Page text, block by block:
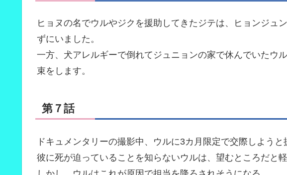
ヒョヌの名でウルやジクを援助してきたジテは、ヒョンジュ
ずにいました。
一方、犬アレルギーで倒れてジュニョンの家で休んでいたウ
束をします。
第７話
ドキュメンタリーの撮影中、ウルに3カ月限定で交際しようと
彼に死が迫っていることを知らないウルは、望むところだと